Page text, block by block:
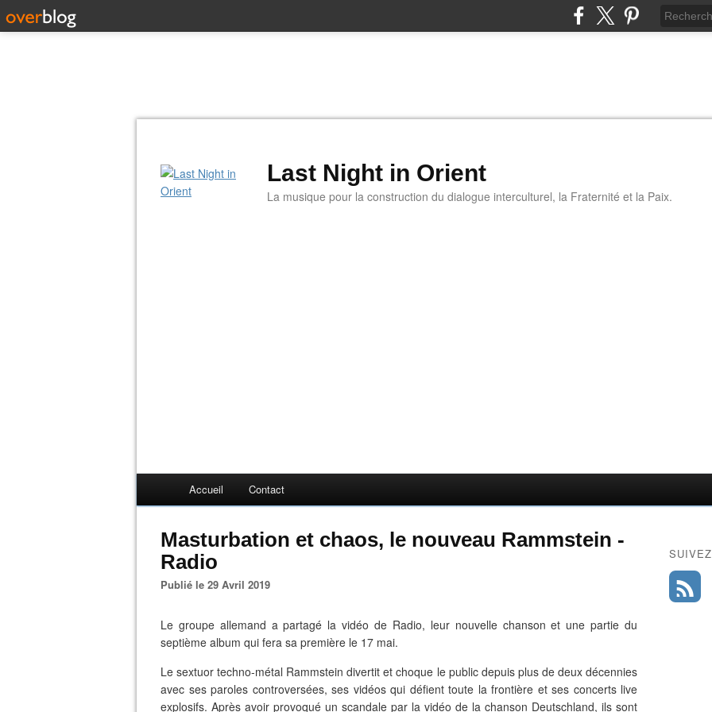
Last Night in Orient
La musique pour la construction du dialogue interculturel, la Fraternité et la Paix.
Accueil Contact
Masturbation et chaos, le nouveau Rammstein -
Radio
Publié le 29 Avril 2019
Le groupe allemand a partagé la vidéo de Radio, leur nouvelle chanson et une partie du
septième album qui fera sa première le 17 mai.
Le sextuor techno-métal Rammstein divertit et choque le public depuis plus de deux décennies
avec ses paroles controversées, ses vidéos qui défient toute la frontière et ses concerts live
explosifs. Après avoir provoqué un scandale par la vidéo de la chanson Deutschland, ils sont